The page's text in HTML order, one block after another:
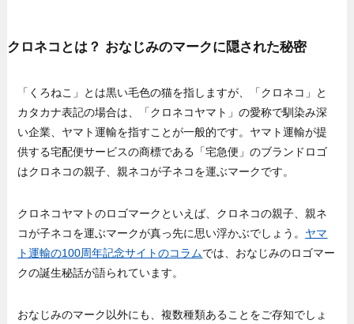
クロネコとは？ おなじみのマークに隠された秘密
「くろねこ」とは黒い毛色の猫を指しますが、「クロネコ」と
カタカナ表記の場合は、「クロネコヤマト」の愛称で馴染み深
い企業、ヤマト運輸を指すことが一般的です。ヤマト運輸が提
供する宅配便サービスの商標である「宅急便」のブランドロゴ
はクロネコの親子、親ネコが子ネコを運ぶマークです。
クロネコヤマトのロゴマークといえば、クロネコの親子、親ネ
コが子ネコを運ぶマークが真っ先に思い浮かぶでしょう。 ヤマ
ト運輸の100周年記念サイトのコラムでは、おなじみのロゴマー
クの誕生秘話が語られています。
おなじみのマーク以外にも、複数種類あることをご存知でしょ